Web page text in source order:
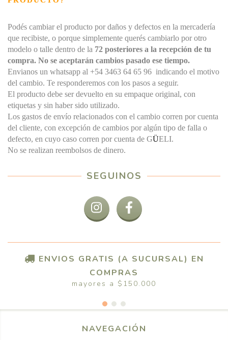
Podés cambiar el producto por daños y defectos en la mercadería
que recibiste, o porque simplemente querés cambiarlo por otro
modelo o talle dentro de la 72 posteriores a la recepción de tu
compra. No se aceptarán cambios pasado ese tiempo.
Envianos un whatsapp al +54 3463 64 65 96 indicando el motivo
del cambio. Te responderemos con los pasos a seguir.
El producto debe ser devuelto en su empaque original, con
etiquetas y sin haber sido utilizado.
Los gastos de envío relacionados con el cambio corren por cuenta
del cliente, con excepción de cambios por algún tipo de falla o
defecto, en cuyo caso corren por cuenta de GÜELI.
No se realizan reembolsos de dinero.
SEGUINOS
ENVIOS GRATIS (A SUCURSAL) EN
COMPRAS
mayores a $150.000
NAVEGACIÓN